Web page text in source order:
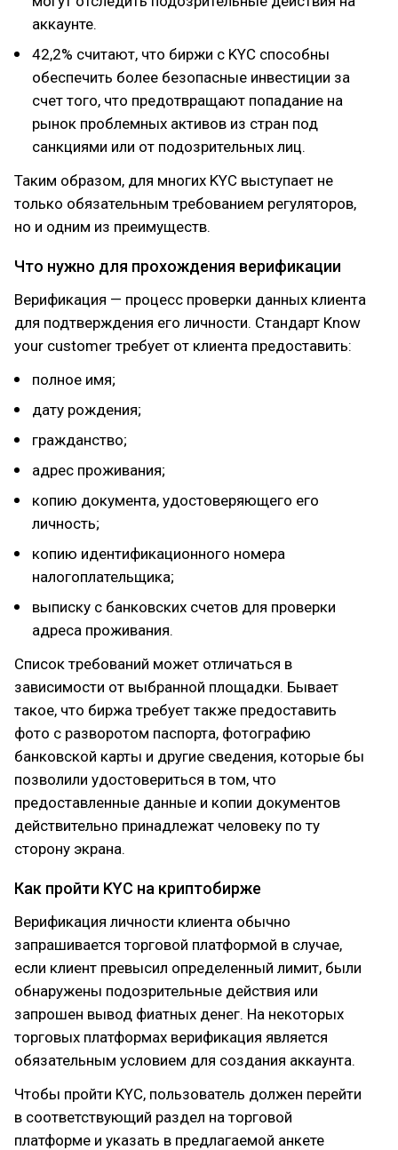
аккаунте.
42,2% считают, что биржи с KYC способны
обеспечить более безопасные инвестиции за
счет того, что предотвращают попадание на
рынок проблемных активов из стран под
санкциями или от подозрительных лиц.
Таким образом, для многих KYC выступает не
только обязательным требованием регуляторов,
но и одним из преимуществ.
Что нужно для прохождения верификации
Верификация — процесс проверки данных клиента
для подтверждения его личности. Стандарт Know
your customer требует от клиента предоставить:
полное имя;
дату рождения;
гражданство;
адрес проживания;
копию документа, удостоверяющего его
личность;
копию идентификационного номера
налогоплательщика;
выписку с банковских счетов для проверки
адреса проживания.
Список требований может отличаться в
зависимости от выбранной площадки. Бывает
такое, что биржа требует также предоставить
фото с разворотом паспорта, фотографию
банковской карты и другие сведения, которые бы
позволили удостовериться в том, что
предоставленные данные и копии документов
действительно принадлежат человеку по ту
сторону экрана.
Как пройти KYC на криптобирже
Верификация личности клиента обычно
запрашивается торговой платформой в случае,
если клиент превысил определенный лимит, были
обнаружены подозрительные действия или
запрошен вывод фиатных денег. На некоторых
торговых платформах верификация является
обязательным условием для создания аккаунта.
Чтобы пройти KYC, пользователь должен перейти
в соответствующий раздел на торговой
платформе и указать в предлагаемой анкете